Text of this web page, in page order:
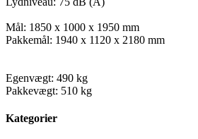
Mål: 1850 x 1000 x 1950 mm
Pakkemål: 1940 x 1120 x 2180 mm
Egenvægt: 490 kg
Pakkevægt: 510 kg
Kategorier